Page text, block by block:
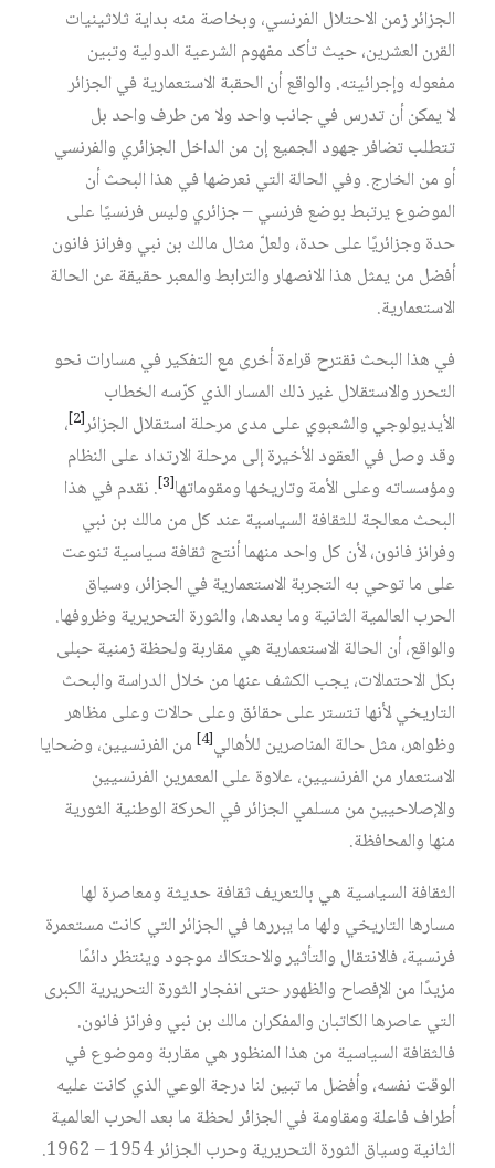
الجزائر زمن الاحتلال الفرنسي، وبخاصة منه بداية ثلاثينيات
القرن العشرين، حيث تأكد مفهوم الشرعية الدولية وتبين
مفعوله وإجرائيته. والواقع أن الحقبة الاستعمارية في الجزائر
لا يمكن أن تدرس في جانب واحد ولا من طرف واحد بل
تتطلب تضافر جهود الجميع إن من الداخل الجزائري والفرنسي
أو من الخارج. وفي الحالة التي نعرضها في هذا البحث أن
الموضوع يرتبط بوضع فرنسي – جزائري وليس فرنسيًا على
حدة وجزائريًا على حدة، ولعلّ مثال مالك بن نبي وفرانز فانون
أفضل من يمثل هذا الانصهار والترابط والمعبر حقيقة عن الحالة
الاستعمارية.
في هذا البحث نقترح قراءة أخرى مع التفكير في مسارات نحو
التحرر والاستقلال غير ذلك المسار الذي كرّسه الخطاب
الأيديولوجي والشعبوي على مدى مرحلة استقلال الجزائر[2] ،
وقد وصل في العقود الأخيرة إلى مرحلة الارتداد على النظام
ومؤسساته وعلى الأمة وتاريخها ومقوماتها[3] . نقدم في هذا
البحث معالجة للثقافة السياسية عند كل من مالك بن نبي
وفرانز فانون، لأن كل واحد منهما أنتج ثقافة سياسية تنوعت
على ما توحي به التجربة الاستعمارية في الجزائر، وسياق
الحرب العالمية الثانية وما بعدها، والثورة التحريرية وظروفها.
والواقع، أن الحالة الاستعمارية هي مقاربة ولحظة زمنية حبلى
بكل الاحتمالات، يجب الكشف عنها من خلال الدراسة والبحث
التاريخي لأنها تتستر على حقائق وعلى حالات وعلى مظاهر
وظواهر، مثل حالة المناصرين للأهالي[4]
من الفرنسيين، وضحايا
الاستعمار من الفرنسيين، علاوة على المعمرين الفرنسيين
والإصلاحيين من مسلمي الجزائر في الحركة الوطنية الثورية
منها والمحافظة.
الثقافة السياسية هي بالتعريف ثقافة حديثة ومعاصرة لها
مسارها التاريخي ولها ما يبررها في الجزائر التي كانت مستعمرة
فرنسية، فالانتقال والتأثير والاحتكاك موجود وينتظر دائمًا
مزيدًا من الإفصاح والظهور حتى انفجار الثورة التحريرية الكبرى
التي عاصرها الكاتبان والمفكران مالك بن نبي وفرانز فانون.
فالثقافة السياسية من هذا المنظور هي مقاربة وموضوع في
الوقت نفسه، وأفضل ما تبين لنا درجة الوعي الذي كانت عليه
أطراف فاعلة ومقاومة في الجزائر لحظة ما بعد الحرب العالمية
الثانية وسياق الثورة التحريرية وحرب الجزائر 1954 – 1962.